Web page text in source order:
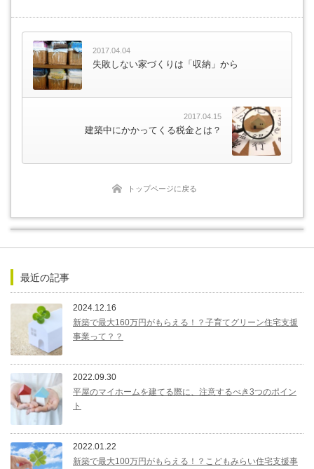
2017.04.04
失敗しない家づくりは「収納」から
2017.04.15
建築中にかかってくる税金とは？
トップページに戻る
最近の記事
2024.12.16
新築で最大160万円がもらえる！？子育てグリーン住宅支援
事業って？？
2022.09.30
平屋のマイホームを建てる際に、注意するべき3つのポイン
ト
2022.01.22
新築で最大100万円がもらえる！？こどもみらい住宅支援事